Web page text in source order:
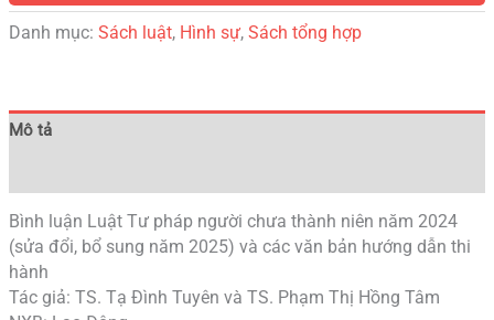
Danh mục: Sách luật, Hình sự, Sách tổng hợp
Mô tả
Bình luận Luật Tư pháp người chưa thành niên năm 2024
(sửa đổi, bổ sung năm 2025) và các văn bản hướng dẫn thi
hành
Tác giả: TS. Tạ Đình Tuyên và TS. Phạm Thị Hồng Tâm